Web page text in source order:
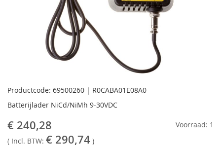
Productcode: 69500260 | R0CABA01E08A0
Batterijlader NiCd/NiMh 9-30VDC
€ 240,28
( Incl. BTW: € 290,74 )
Voorraad: 1
naar
begin
van
de
afbeeldingen-